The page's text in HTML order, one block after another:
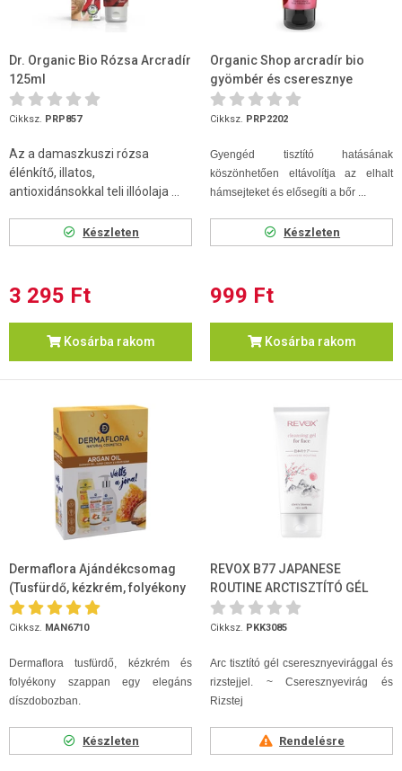
Dr. Organic Bio Rózsa Arcradír
125ml
Cikksz. PRP857
Az a damaszkuszi rózsa
élénkítő, illatos,
antioxidánsokkal teli illóolaja ...
Készleten
3 295 Ft
Kosárba rakom
Organic Shop arcradír bio
gyömbér és cseresznye
kivonattal 75 ml
Cikksz. PRP2202
Gyengéd tisztító hatásának
köszönhetően eltávolítja az elhalt
hámsejteket és elősegíti a bőr ...
Készleten
999 Ft
Kosárba rakom
Dermaflora Ajándékcsomag
(Tusfürdő, kézkrém, folyékony
szappan díszdobozban)
Cikksz. MAN6710
Dermaflora tusfürdő, kézkrém és
folyékony szappan egy elegáns
díszdobozban.
Készleten
REVOX B77 JAPANESE
ROUTINE ARCTISZTÍTÓ GÉL
150ml
Cikksz. PKK3085
Arc tisztító gél cseresznyevirággal és
rizstejjel. ~ Cseresznyevirág és
Rizstej
Rendelésre